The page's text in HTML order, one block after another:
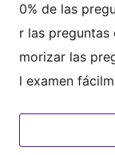
0% de las
r las preguntas
morizar las
l examen